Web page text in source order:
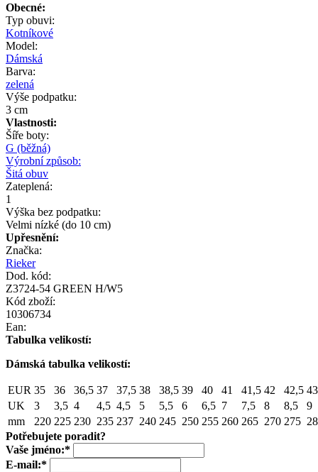
Obecné:
Typ obuvi:
Kotníkové
Model:
Dámská
Barva:
zelená
Výše podpatku:
3 cm
Vlastnosti:
Šíře boty:
G (běžná)
Výrobní způsob:
Šitá obuv
Zateplená:
1
Výška bez podpatku:
Velmi nízké (do 10 cm)
Upřesnění:
Značka:
Rieker
Dod. kód:
Z3724-54 GREEN H/W5
Kód zboží:
10306734
Ean:
Tabulka velikostí:
Dámská tabulka velikostí:
EUR 35 36 36,5 37 37,5 38 38,5 39 40 41 41,5 42 42,5 43
UK
3 3,5 4 4,5 4,5 5 5,5 6 6,5 7 7,5 8 8,5
9
mm
220 225 230 235 237 240 245 250 255 260 265 270 275
Potřebujete poradit?
Vaše jméno:*
E-mail:*